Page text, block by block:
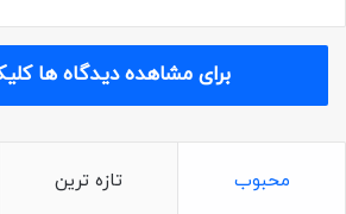
برای مشاهده دیدگاه ها
محبوب تازه ترین